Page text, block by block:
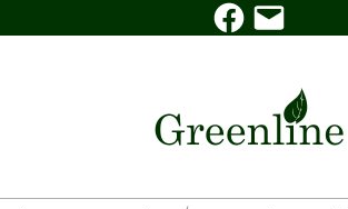
to
Facebook
E-
mail